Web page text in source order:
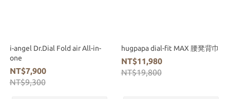
i-angel Dr.Dial Fold air All-in-
one
NT$7,900
NT$9,300
hugpapa dial-fit MAX 腰凳背巾
NT$11,980
NT$19,800